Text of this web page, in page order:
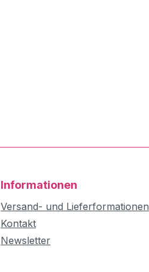
Informationen
Versand- und Lieferformationen
Kontakt
Newsletter